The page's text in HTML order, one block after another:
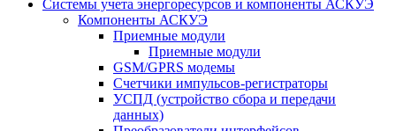
Системы учета энергоресурсов и компоненты АСКУЭ
Компоненты АСКУЭ
Приемные модули
Приемные модули
GSM/GPRS модемы
Счетчики импульсов-регистраторы
УСПД (устройство сбора и передачи
данных)